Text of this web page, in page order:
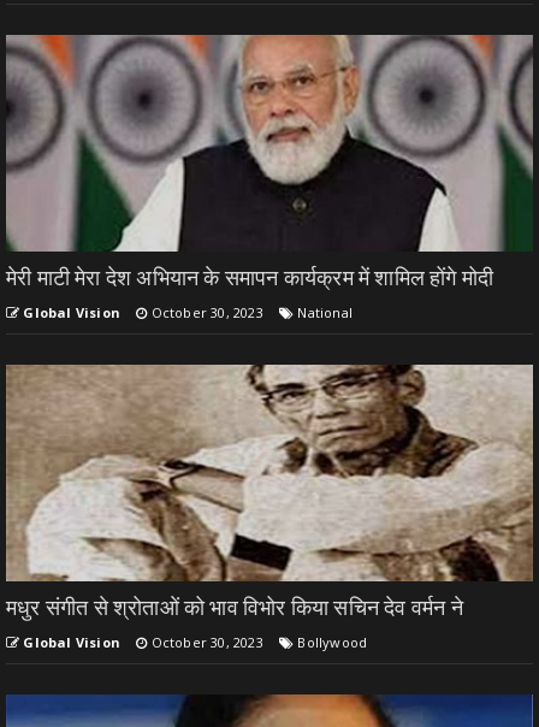
मेरी माटी मेरा देश अभियान के समापन कार्यक्रम में शामिल होंगे मोदी
Global Vision October 30, 2023 National
मधुर संगीत से श्रोताओं को भाव विभोर किया सचिन देव वर्मन ने
Global Vision October 30, 2023 Bollywood